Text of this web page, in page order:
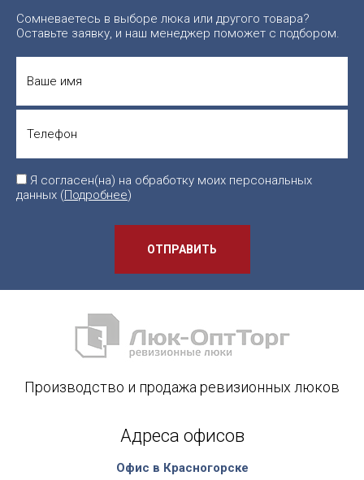
Сомневаетесь в выборе люка или другого товара?
Оставьте заявку, и наш менеджер поможет с подбором.
Я согласен(на) на обработку моих персональных
данных (Подробнее)
ОТПРАВИТЬ
Производство и продажа ревизионных люков
Адреса офисов
Офис в Красногорске